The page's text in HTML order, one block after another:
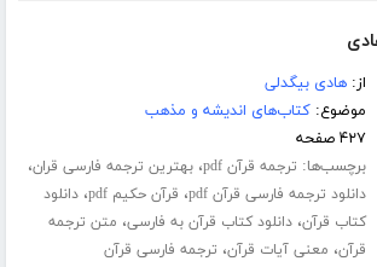
از:هادی بیگدلی
موضوع:کتاب‌های اندیشه و مذهب
۴۲۷ صفحه
برچسب‌ها: ترجمه قرآن pdf ،بهترین ترجمه فارسی قران،
دانلود ترجمه فارسی قرآن pdf ، قرآن حکیم pdf ،دانلود
کتاب قرآن،دانلود کتاب قرآن به فارسی، متن ترجمه
قرآن، معنی آیات قرآن، ترجمه فارسی قرآن